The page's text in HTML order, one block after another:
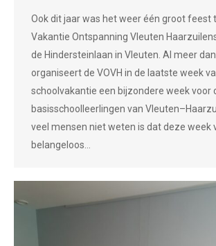
Ook dit jaar was het weer één groot feest
Vakantie Ontspanning Vleuten
de Hindersteinlaan in Vleuten. Al meer
organiseert de VOVH in de laatste week
schoolvakantie een bijzondere week voor
basisschoolleerlingen van
veel mensen niet weten is dat deze week
belangeloos…